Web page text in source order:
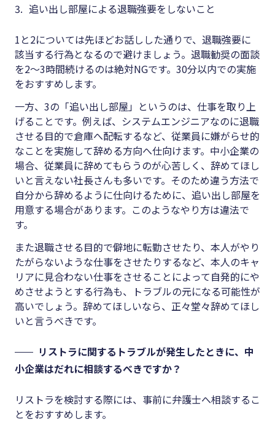
追い出し部屋による退職強要をしないこと
1と2については先ほどお話しした通りで、退職強要に
該当する行為となるので避けましょう。退職勧奨の面談
を2～3時間続けるのは絶対NGです。 30分以内での実施
をおすすめします。
一方、 3の「追い出し部屋」というのは、仕事を取り上
げることです。例えば、システムエンジニアなのに退職
させる目的で倉庫へ配転するなど、従業員に嫌がらせ的
なことを実施して辞める方向へ仕向けます。中小企業の
場合、従業員に辞めてもらうのが心苦しく、辞めてほし
いと言えない社長さんも多いです。そのため違う方法で
自分から辞めるように仕向けるために、追い出し部屋を
用意する場合があります。このようなやり方は違法で
す。
また退職させる目的で僻地に転勤させたり、本人がやり
たがらないような仕事をさせたりするなど、本人のキャ
リアに見合わない仕事をさせることによって自発的にや
めさせようとする行為も、トラブルの元になる可能性が
高いでしょう。辞めてほしいなら、正々堂々辞めてほし
いと言うべきです。
リストラに関するトラブルが発生したときに、中
小企業はだれに相談するべきですか？
リストラを検討する際には、事前に弁護士へ相談するこ
とをおすすめします。